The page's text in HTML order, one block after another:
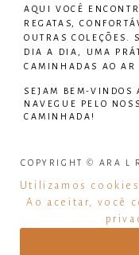
AQUI VOCÊ
REGATAS,
OUTRAS COLEÇÕES.
DIA A DIA, UMA
CAMINHADAS AO
SEJAM BEM-VINDOS
NAVEGUE PELO
CAMINHADA!
COPYRIGHT © ARA L
BEM ESTAR –
Utilizamos
Ao aceitar, você